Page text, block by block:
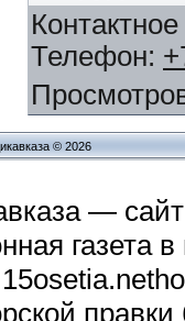
Телефон:
© 2026
—
газета